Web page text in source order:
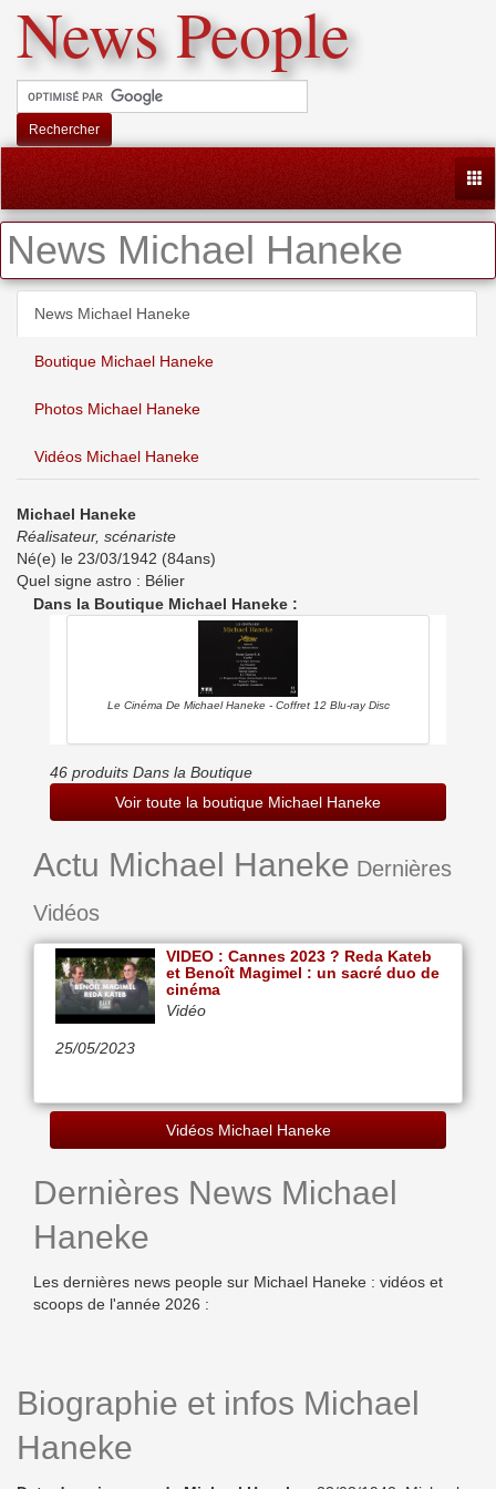
News People
Rechercher
News Michael Haneke
News Michael Haneke
Boutique Michael Haneke
Photos Michael Haneke
Vidéos Michael Haneke
Michael Haneke
Réalisateur, scénariste
Né(e) le 23/03/1942 (84ans)
Quel signe astro : Bélier
Dans la Boutique Michael Haneke :
Le Cinéma De Michael Haneke - Coffret 12 Blu-ray Disc
46 produits Dans la Boutique
Voir toute la boutique Michael Haneke
Actu Michael Haneke Dernières
Vidéos
25/05/2023
VIDEO : Cannes 2023 ? Reda Kateb
et Benoît Magimel : un sacré duo de
cinéma
Vidéo
Vidéos Michael Haneke
Dernières News Michael
Haneke
Les dernières news people sur Michael Haneke : vidéos et
scoops de l'année 2026 :
Biographie et infos Michael
Haneke